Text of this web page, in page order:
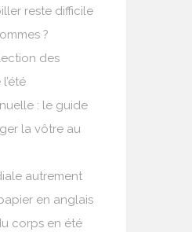
reste difficile
?
des
: le guide
la vôtre au
autrement
en anglais
corps en été